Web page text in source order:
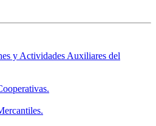
y Actividades Auxiliares del